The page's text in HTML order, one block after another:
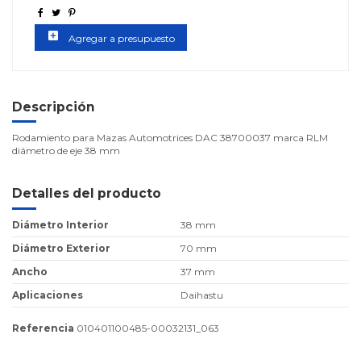
add_box Agregar a presupuesto
Descripción
Rodamiento para Mazas Automotrices DAC 38700037 marca RLM
diámetro de eje 38 mm
Detalles del producto
Diámetro Interior
38 mm
Diámetro Exterior
70 mm
Ancho
37 mm
Aplicaciones
Daihastu
Referencia 010401100485-00032131_063